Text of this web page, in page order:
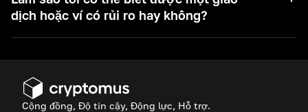
AVAX
dịch hoặc ví có rủi ro hay không?
Cộng đồng, Độ tin cậy, Động lực, Hỗ trợ.